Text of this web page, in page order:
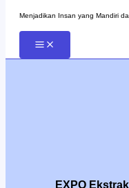
Menjadikan Insan yang Mandiri
EXPO